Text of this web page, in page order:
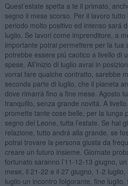
Quest’estate spetta a te il primato,
segno il mese scorso. Per il lavoro
periodo molto positivo ed intenso sará
luglio. Se lavori come imprenditore, a
importante potrai permettere per la tua
potrebbe essere piú caotico a livello di
spese. All’inizio di luglio avrai in
vorrai fare qualche contratto, sarebbe
seconda parte di luglio, che il pianeta
dove rimarrá fino a fine mese. Agosto
tranquillo, senza grande novitá. A livello
promette tante cose belle, per la lunga
segno del Leone, tutta l’estate. Se hai
relazione, tutto andrá alla grande, se
potrai trovare la persona giusta da
creare un futuro insieme. Giornate
fortunato saranno l’11-12-13 giugno,
mese, il 21-22 e il 27 giugno, 1-2
luglio un incontro folgorante, fine luglio,